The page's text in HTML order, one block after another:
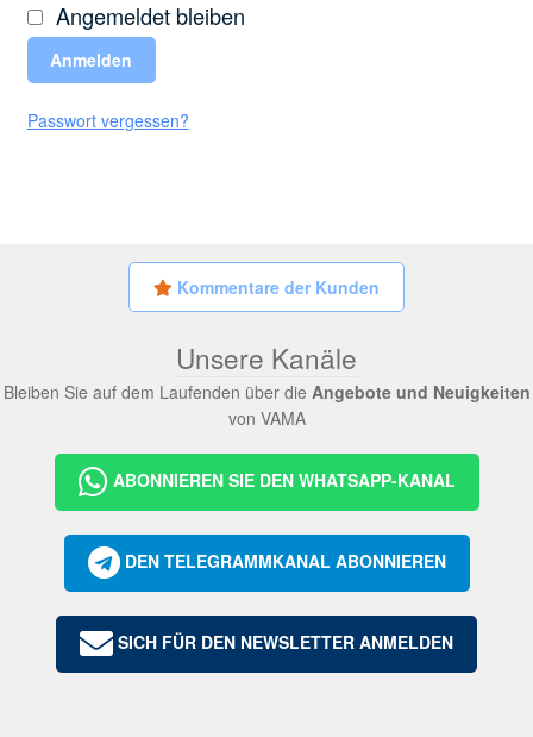
Angemeldet bleiben
Anmelden
Passwort vergessen?
Kommentare der Kunden
Unsere Kanäle
Bleiben Sie auf dem Laufenden über die Angebote und Neuigkeiten
von VAMA
ABONNIEREN SIE DEN WHATSAPP-KANAL
DEN TELEGRAMMKANAL ABONNIEREN
SICH FÜR DEN NEWSLETTER ANMELDEN